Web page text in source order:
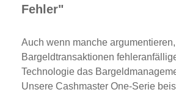
Fehler"
Auch wenn manche
Bargeldtransaktionen
Technologie das
Unsere Cashmaster One-Serie